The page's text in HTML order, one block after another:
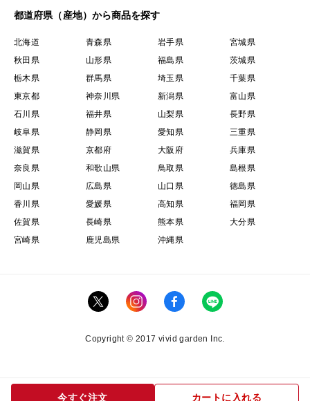
今すぐ注文 カートに入れる
都道府県（産地）から商品を探す
北海道 青森県 岩手県
宮城県
秋田県
山形県 福島県
茨城県
栃木県
群馬県 埼玉県
千葉県
東京都
神奈川県 新潟県
富山県
石川県
福井県 山梨県
長野県
岐阜県
静岡県 愛知県
三重県
滋賀県
京都府 大阪府
兵庫県
奈良県
和歌山県 鳥取県
島根県
岡山県
広島県 山口県
徳島県
香川県
愛媛県 高知県
福岡県
佐賀県
長崎県 熊本県
大分県
宮崎県
鹿児島県 沖縄県
Copyright © 2017 vivid garden Inc.